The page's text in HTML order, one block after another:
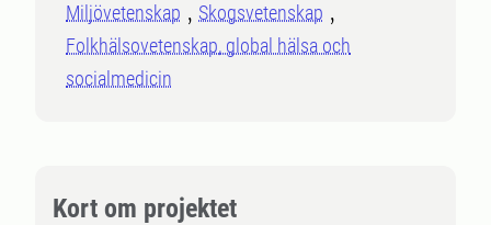
Miljövetenskap
Skogsvetenskap
Folkhälsovetenskap, global hälsa och
socialmedicin
Kort om projektet